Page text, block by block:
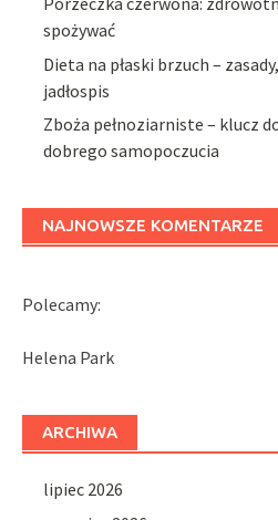
spożywać
Dieta na płaski brzuch –
jadłospis
Zboża pełnoziarniste – klucz
dobrego samopoczucia
NAJNOWSZE KOMENTARZE
Polecamy:
Helena Park
ARCHIWA
lipiec 2026